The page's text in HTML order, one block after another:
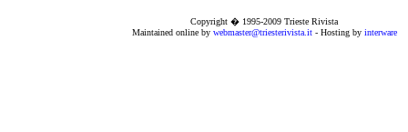
Copyright � 1995-2009 Trieste Rivista
Maintained online by webmaster@triesterivista.it- Hosting by interware